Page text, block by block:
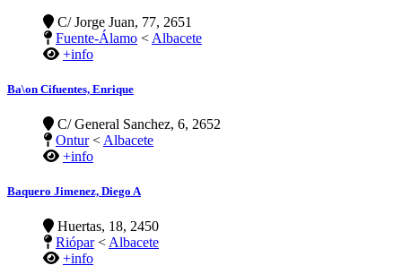
C/ Jorge Juan, 77, 2651
Fuente-Álamo < Albacete
+info
Ba\on Cifuentes, Enrique
C/ General Sanchez, 6, 2652
Ontur< Albacete
+info
Baquero Jimenez, Diego A
Huertas, 18, 2450
Riópar< Albacete
+info